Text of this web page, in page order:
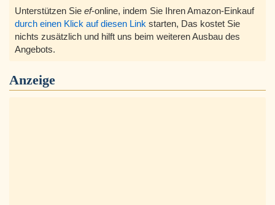
Unterstützen Sie ef-online, indem Sie Ihren Amazon-Einkauf
durch einen Klick auf diesen Link starten, Das kostet Sie
nichts zusätzlich und hilft uns beim weiteren Ausbau des
Angebots.
Anzeige